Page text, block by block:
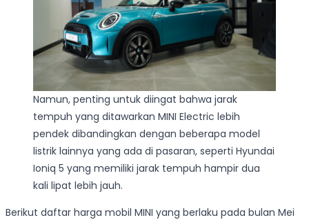
Namun, penting untuk diingat bahwa jarak
tempuh yang ditawarkan MINI Electric lebih
pendek dibandingkan dengan beberapa model
listrik lainnya yang ada di pasaran, seperti Hyundai
Ioniq 5 yang memiliki jarak tempuh hampir dua
kali lipat lebih jauh.
Berikut daftar harga mobil MINI yang berlaku pada bulan Mei